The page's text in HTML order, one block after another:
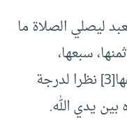
ليصلي الصلاة ما
سبعها،
سدسها، خمسها، ربعها، ثلثها نصفها[3] نظرا لدرجة
يدي الله.